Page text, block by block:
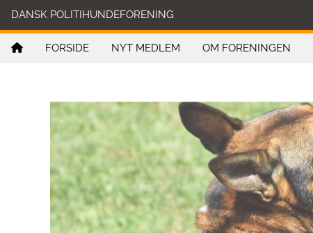
DANSK POLITIHUNDEFORENING
FORSIDE NYT MEDLEM OM FORENINGEN